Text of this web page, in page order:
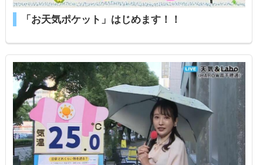
「お天気ポケット」はじめます！！